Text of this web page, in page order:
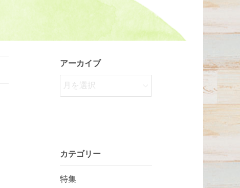
アーカイブ
カテゴリー
特集